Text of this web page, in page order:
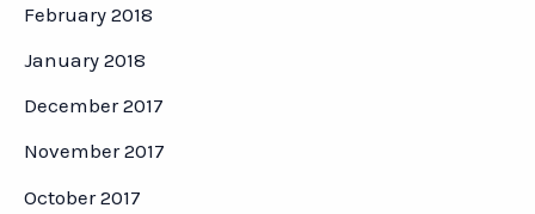
February 2018
January 2018
December 2017
November 2017
October 2017